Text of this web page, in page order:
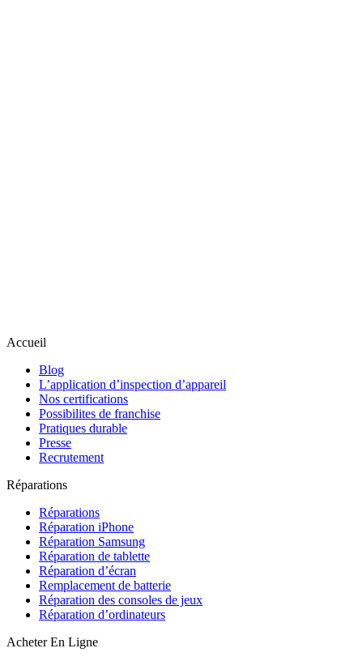
Accueil
Blog
L’application d’inspection d’appareil
Nos certifications
Possibilites de franchise
Pratiques durable
Presse
Recrutement
Réparations
Réparations
Réparation iPhone
Réparation Samsung
Réparation de tablette
Réparation d’écran
Remplacement de batterie
Réparation des consoles de jeux
Réparation d’ordinateurs
Acheter En Ligne